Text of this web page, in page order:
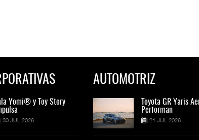
Yomi® y Toy Story
30 JUL 2026
Lala Yomi® y Toy
impulsa
30 JUL 2026
AUTOMOTRIZ
Toyota GR Yaris Aero
Performan
21 JUL 2026
Toyota GR Yaris
Performan
21 JUL 2026